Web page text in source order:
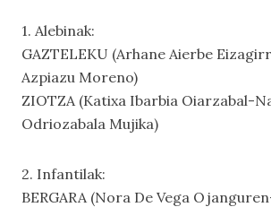
1. Alebinak:
GAZTELEKU (Arhane Aierbe
Azpiazu Moreno)
ZIOTZA (Katixa Ibarbia Oiarzabal-
Odriozabala Mujika)
2. Infantilak:
BERGARA (Nora De Vega